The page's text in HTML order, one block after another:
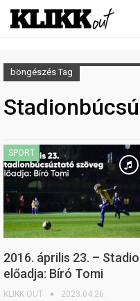
böngészés Tag
SPORT
2016. április 23. –
előadja: Bíró Tomi
KLIKK OUT 2023.04.26.